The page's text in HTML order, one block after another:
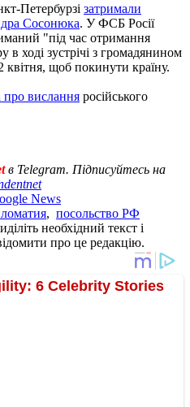
Петербурзі затримали
Сосонюка. У ФСБ Росії
"під час отримання
в ході зустрічі з громадянином
щоб покинути країну.
про вислання російського
в Telegram. Підписуйтесь на
News
, посольство РФ
необхідний текст і
про це редакцію.